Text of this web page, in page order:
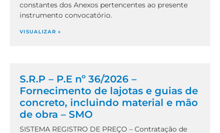
constantes dos Anexos pertencentes ao presente
instrumento convocatório.
VISUALIZAR »
S.R.P – P.E nº 36/2026 –
Fornecimento de lajotas e guias de
concreto, incluindo material e mão
de obra – SMO
SISTEMA REGISTRO DE PREÇO – Contratação de